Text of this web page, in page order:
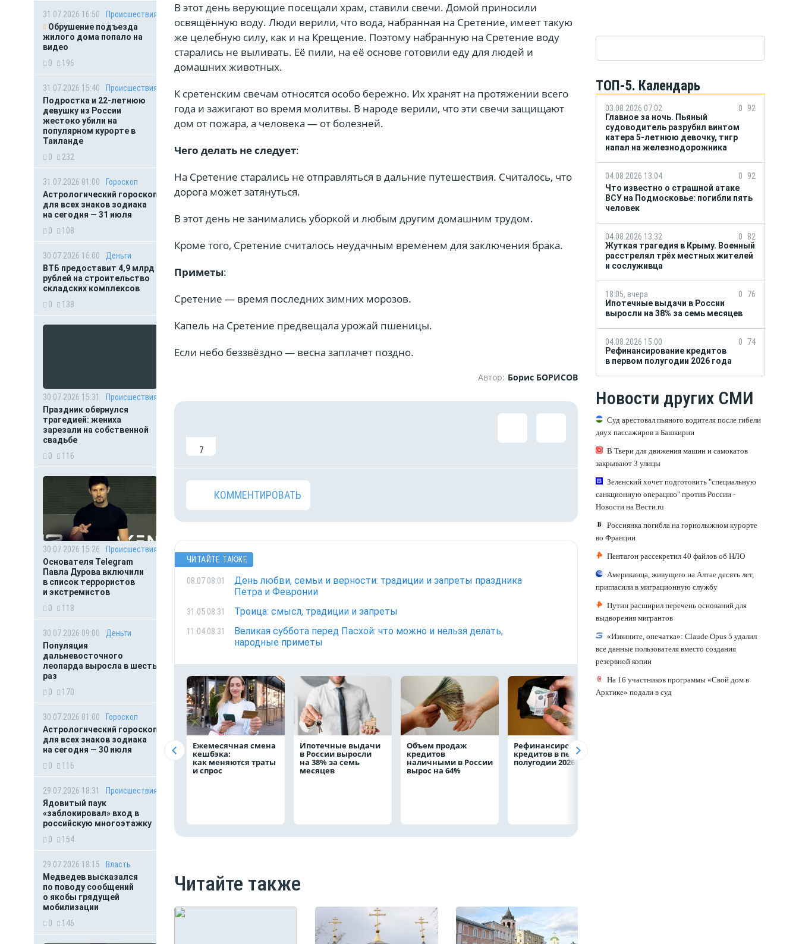
31.07.2026 16:50
Происшествия
Обрушение подъезда
жилого дома попало на
видео
0
196
31.07.2026 15:40
Происшествия
Подростка и 22-летнюю
девушку из России
жестоко убили на
популярном курорте в
Таиланде
0
232
31.07.2026 01:00
Гороскоп
Астрологический гороскоп
для всех знаков зодиака
на сегодня — 31 июля
0
108
30.07.2026 16:00
Деньги
ВТБ предоставит 4,9 млрд
рублей на строительство
складских комплексов
0
138
30.07.2026 15:31
Происшествия
Праздник обернулся
трагедией: жениха
зарезали на собственной
свадьбе
0
116
30.07.2026 15:26
Происшествия
Основателя Telegram
Павла Дурова включили
в список террористов
и экстремистов
0
118
30.07.2026 09:00
Деньги
Популяция
дальневосточного
леопарда выросла в шесть
раз
0
170
30.07.2026 01:00
Гороскоп
Астрологический гороскоп
для всех знаков зодиака
на сегодня — 30 июля
0
116
29.07.2026 18:31
Происшествия
Ядовитый паук
«заблокировал» вход в
российскую многоэтажку
0
154
29.07.2026 18:15
Власть
Медведев высказался
по поводу сообщений
о якобы грядущей
мобилизации
0
146
В этот день верующие посещали храм, ставили свечи. Домой приносили
освящённую воду. Люди верили, что вода, набранная на Сретение, имеет такую
же целебную силу, как и на Крещение. Поэтому набранную на Сретение воду
старались не выливать. Её пили, на её основе готовили еду для людей и
домашних животных.
К сретенским свечам относятся особо бережно. Их хранят на протяжении всего
года и зажигают во время молитвы. В народе верили, что эти свечи защищают
дом от пожара, а человека — от болезней.
Чего делать не следует:
На Сретение старались не отправляться в дальние путешествия. Считалось, что
дорога может затянуться.
В этот день не занимались уборкой и любым другим домашним трудом.
Кроме того, Сретение считалось неудачным временем для заключения брака.
Приметы:
Сретение — время последних зимних морозов.
Капель на Сретение предвещала урожай пшеницы.
Если небо беззвёздно — весна заплачет поздно.
Автор: Борис БОРИСОВ
7
КОММЕНТИРОВАТЬ
ЧИТАЙТЕ ТАКЖЕ
08.07 08:01
День любви, семьи и верности: традиции и запреты праздника
Петра и Февронии
31.05 08:31 Троица: смысл, традиции и запреты
11.04 08:31
Великая суббота перед Пасхой: что можно и нельзя делать,
народные приметы
Ежемесячная смена
кешбэка:
как меняются траты
и спрос
Ипотечные выдачи
в России выросли
на 38% за семь
месяцев
Объем продаж
кредитов
наличными в России
вырос на 64%
Рефинансирование
кредитов в первом
полугодии 2026 года
Читайте также
ТОП-5. Календарь
03.08.2026 07:02 0
92
Главное за ночь. Пьяный
судоводитель разрубил винтом
катера 5-летнюю девочку, тигр
напал на железнодорожника
04.08.2026 13:04 0
92
Что известно о страшной атаке
ВСУ на Подмосковье: погибли пять
человек
04.08.2026 13:32 0
82
Жуткая трагедия в Крыму. Военный
расстрелял трёх местных жителей
и сослуживца
18:05, вчера 0
76
Ипотечные выдачи в России
выросли на 38% за семь месяцев
04.08.2026 15:00 0
74
Рефинансирование кредитов
в первом полугодии 2026 года
Новости других СМИ
Суд арестовал пьяного водителя после гибели
двух пассажиров в Башкирии
В Твери для движения машин и самокатов
закрывают 3 улицы
Зеленский хочет подготовить "специальную
санкционную операцию" против России -
Новости на Вести.ru
Россиянка погибла на горнолыжном курорте
во Франции
Пентагон рассекретил 40 файлов об НЛО
Американца, живущего на Алтае десять лет,
пригласили в миграционную службу
Путин расширил перечень оснований для
выдворения мигрантов
«Извините, опечатка»: Claude Opus 5 удалил
все данные пользователя вместо создания
резервной копии
На 16 участников программы «Свой дом в
Арктике» подали в суд